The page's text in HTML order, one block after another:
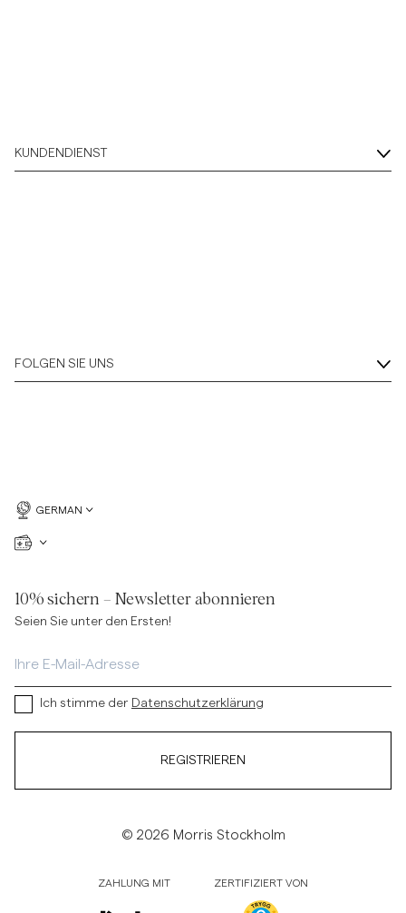
KUNDENDIENST
FOLGEN SIE UNS
GERMAN
10% sichern – Newsletter abonnieren
Seien Sie unter den Ersten!
Ich stimme der Datenschutzerklärung
REGISTRIEREN
© 2026 Morris Stockholm
ZAHLUNG MIT ZERTIFIZIERT VON